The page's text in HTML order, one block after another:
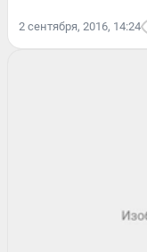
2 сентября, 2016, 14:24